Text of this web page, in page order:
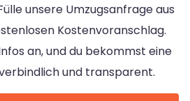
unsere Umzugsanfrage aus
Kostenvoranschlag.
an, und du bekommst eine
und transparent.